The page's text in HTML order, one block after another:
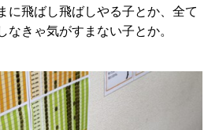
に飛ばし飛ばしやる子とか、全て
なきゃ気がすまない子とか。